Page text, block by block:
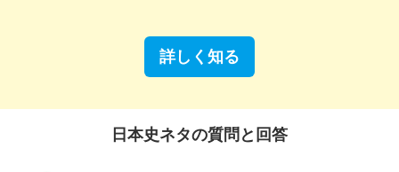
詳しく知る
日本史ネタの質問と回答